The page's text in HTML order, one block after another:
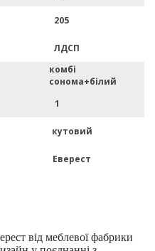
205
ЛДСП
комбі
сонома+білий
1
кутовий
Еверест
від меблевої фабрики